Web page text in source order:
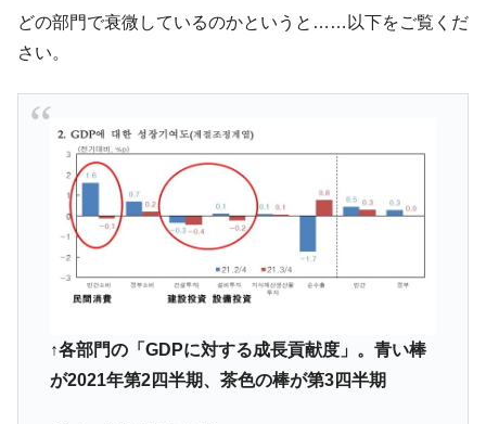
『Money1』
韓国「2026年1Q 資金循環統計」面白い結果
に。
借入金が約8兆。信用格付け「ネガティブ」にダウン
『Money1』
韓国株式市場･暗黒の火曜日。サーキットブ
レイカーも発動！ 半導体2銘柄の暴落
Fact1
日本の誇る海洋資源調査船『白嶺』は先進技術の
Fact1
夏の甲子園、優勝校を最も多く輩出している都道
府県とは？
Fact1 奇跡の毛色「白毛馬」とは？
Fact1
全て勝つといくら？ 競馬GI競走で勝利騎手がもら
どの部門で衰微しているのかというと……以下をご覧くだ
さい。
↑各部門の「GDPに対する成長貢献度」。青い棒
が2021年第2四半期、茶色の棒が第3四半期